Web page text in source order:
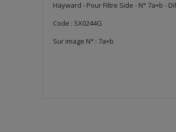
Hayward - Pour Filtre Side - N° 7a+b -
Code : SX0244G
Sur image N° : 7a+b